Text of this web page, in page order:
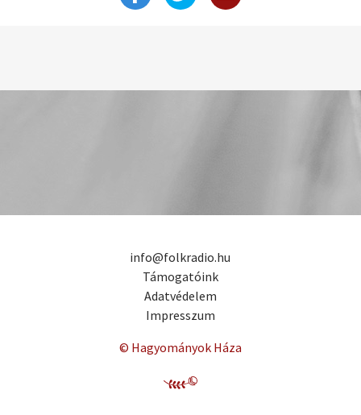
info@folkradio.hu
Támogatóink
Adatvédelem
Impresszum
© Hagyományok Háza